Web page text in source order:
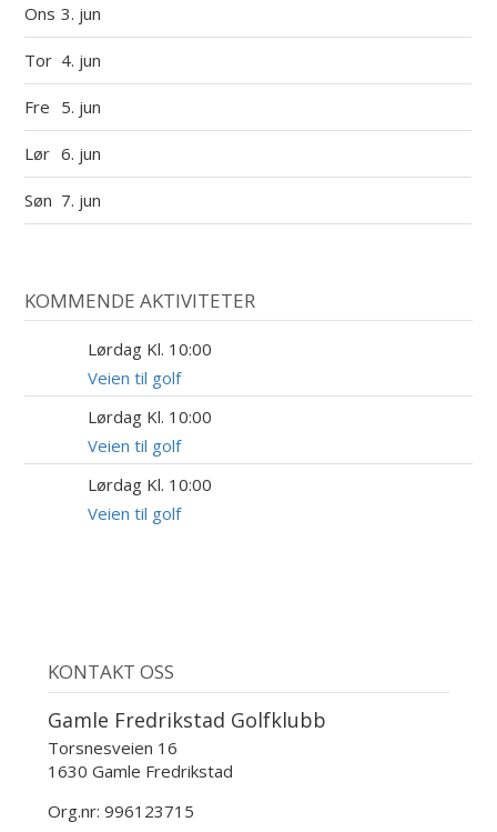
Ons 3. jun
Tor 4. jun
Fre 5. jun
Lør 6. jun
Søn 7. jun
KOMMENDE AKTIVITETER
Lørdag Kl. 10:00
Veien til golf
Lørdag Kl. 10:00
Veien til golf
Lørdag Kl. 10:00
Veien til golf
KONTAKT OSS
Gamle Fredrikstad Golfklubb
Torsnesveien 16
1630 Gamle Fredrikstad
Org.nr: 996123715